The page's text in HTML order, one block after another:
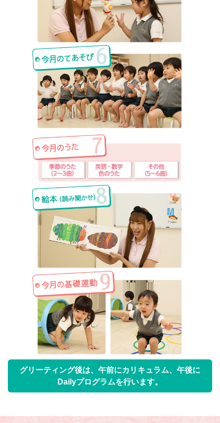
グリーティング後は、午前にカリキュラム、午後に
Dailyプログラムを行います。